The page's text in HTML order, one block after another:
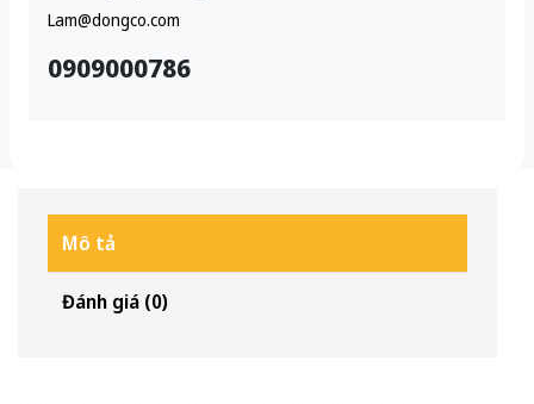
Lam@dongco.com
0909000786
Mô tả
Đánh giá (0)